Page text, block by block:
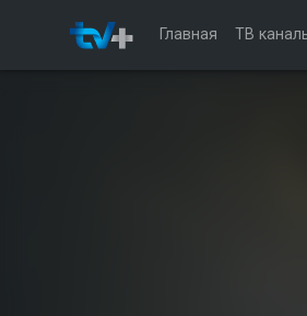
Главная ТВ